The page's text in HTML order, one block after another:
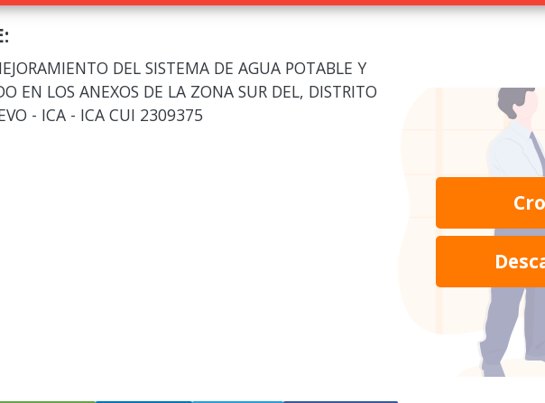
DEL SISTEMA DE AGUA POTABLE Y
EN LOS ANEXOS DE LA ZONA SUR DEL, DISTRITO
- ICA - ICA CUI 2309375